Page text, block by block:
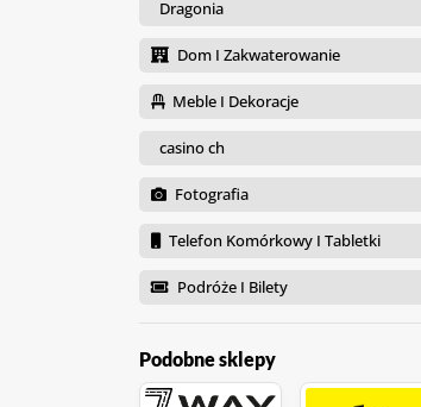
Dragonia
Dom I Zakwaterowanie
Meble I Dekoracje
casino ch
Fotografia
Telefon Komórkowy I Tabletki
Podróże I Bilety
Podobne sklepy